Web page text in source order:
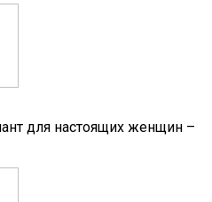
для настоящих женщин –